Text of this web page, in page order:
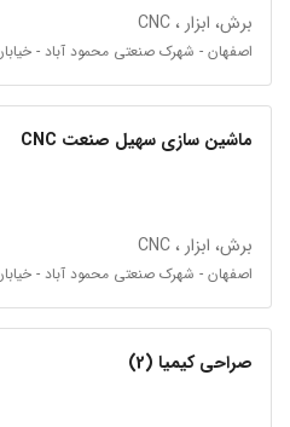
برش، ابزار ، CNC
ماشین سازی سهیل صنعت CNC
برش، ابزار ، CNC
صراحی کیمیا (2)